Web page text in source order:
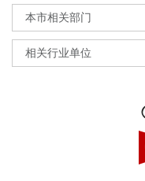
本市相关部门
相关行业单位